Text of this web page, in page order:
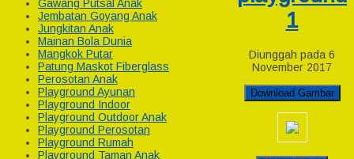
Gawang Putsal Anak
Jembatan Goyang Anak
Jungkitan Anak
Mainan Bola Dunia
Mangkok Putar
Patung Maskot Fiberglass
Perosotan Anak
Playground Ayunan
Playground Indoor
Playground Outdoor Anak
Playground Perosotan
Playground Rumah
Playground Taman Anak
1
Diunggah pada 6
November 2017
Download Gambar